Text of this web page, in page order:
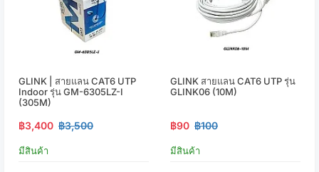
GLINK | สายแลน CAT6 UTP
Indoor รุ่น GM-6305LZ-I
(305M)
฿3,400 ฿3,500
มีสินค้า
GLINK สายแลน CAT6 UTP รุ่น
GLINK06 (10M)
฿90 ฿100
มีสินค้า